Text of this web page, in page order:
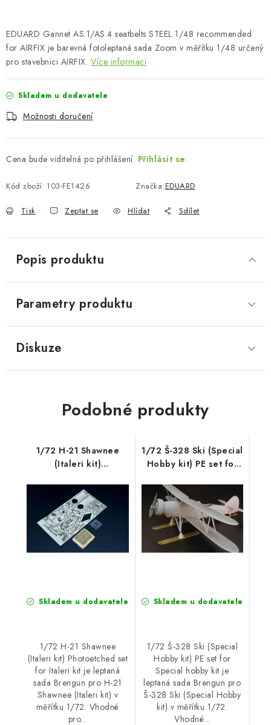
EDUARD Gannet AS.1/AS.4 seatbelts STEEL 1/48 recommended
for AIRFIX je barevná fotoleptaná sada Zoom v měřítku 1/48 určený
pro stavebnici AIRFIX. Více informací
Skladem u dodavatele
Možnosti doručení
Cena bude viditelná po přihlášení. Přihlásit se
Kód zboží: 103-FE1426 Značka:EDUARD
Tisk Zeptat se Hlídat Sdílet
Popis produktu
Parametry produktu
Diskuze
Podobné produkty
1/72 H-21 Shawnee
(Italeri kit)
Italeri kit
Skladem u dodavatele
1/72 H-21 Shawnee
(Italeri kit) Photoetched set
for Italeri kit je leptaná
sada Brengun pro H-21
Shawnee (Italeri kit) v
měřítku 1/72. Vhodné
pro...
1/72 Š-328 Ski (Special
Hobby kit) PE set for
Skladem u dodavatele
1/72 Š-328 Ski (Special
Hobby kit) PE set for
Special hobby kit je
leptaná sada Brengun pro
Š-328 Ski (Special Hobby
kit) v měřítku 1/72.
Vhodné...